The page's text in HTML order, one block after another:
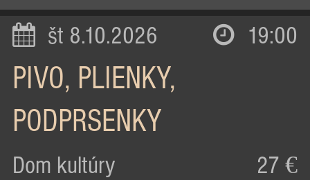
št 8.10.2026 19:00
PIVO, PLIENKY,
PODPRSENKY
Dom kultúry 27 €